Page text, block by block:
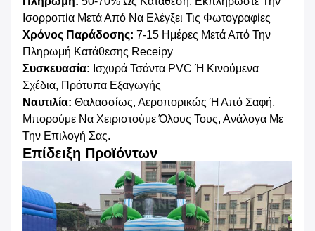
Ισορροπία Μετά Από Να Ελέγξει Τις Φωτογραφίες
Χρόνος Παράδοσης: 7-15 Ημέρες Μετά Από Την
Πληρωμή Κατάθεσης Receipy
Συσκευασία: Ισχυρά Τσάντα PVC Ή Κινούμενα
Σχέδια, Πρότυπα Εξαγωγής
Ναυτιλία: Θαλασσίως, Αεροπορικώς Ή Από Σαφή,
Μπορούμε Να Χειριστούμε Όλους Τους, Ανάλογα Με
Την Επιλογή Σας.
Επίδειξη Προϊόντων